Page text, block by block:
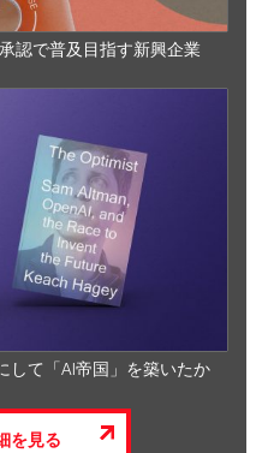
認で普及目指す新興企業
して「AI帝国」を築いたか
を見る